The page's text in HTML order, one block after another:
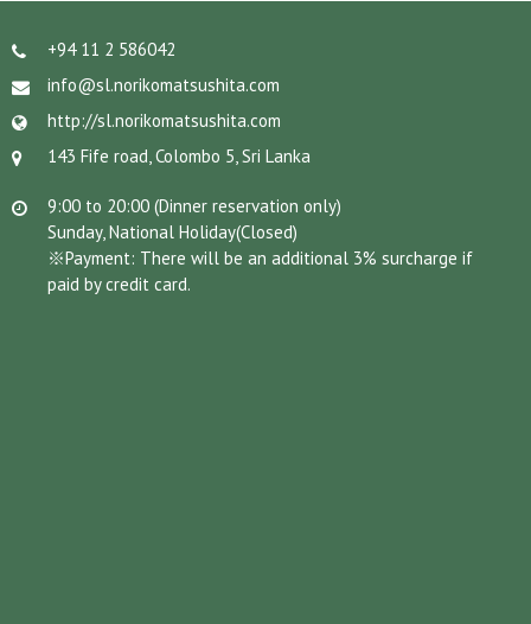
+94 11 2 586042
info@sl.norikomatsushita.com
http://sl.norikomatsushita.com
143 Fife road, Colombo 5, Sri Lanka
9:00 to 20:00 (Dinner reservation only)
Sunday, National Holiday(Closed)
※Payment: There will be an additional 3% surcharge if
paid by credit card.